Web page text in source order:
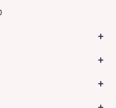
+
+
+